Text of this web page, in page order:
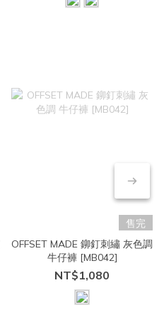
售完
OFFSET MADE 鉚釘刺繡 灰色調
牛仔褲 [MB042]
NT$1,080